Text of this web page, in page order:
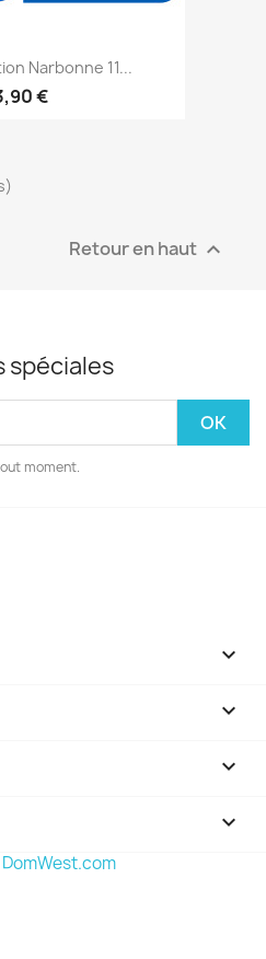
Narbonne 11...
€
Retour en haut 
spéciales
moment.



keyboard_arrow_down